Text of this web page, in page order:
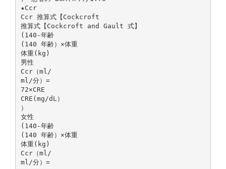
★Ccr
Ccr 推算式【Cockcroft
推算式【Cockcroft and Gault 式】
(140-年齢
(140 年齢）×体重
体重(kg)
男性
Ccr（ml/
ml/分）=
72×CRE
CRE(mg/dL）
）
女性
(140-年齢
(140 年齢）×体重
体重(kg)
Ccr（ml/
ml/分）=